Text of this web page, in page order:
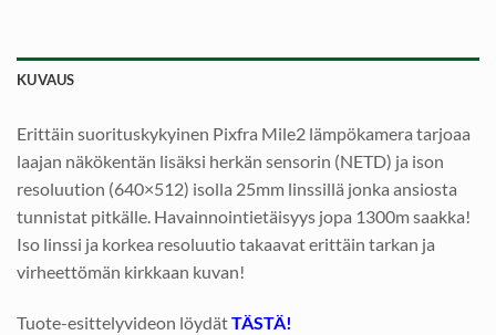
KUVAUS
Erittäin suorituskykyinen Pixfra Mile2 lämpökamera tarjoaa
laajan näkökentän lisäksi herkän sensorin (NETD) ja ison
resoluution (640×512) isolla 25mm linssillä jonka ansiosta
tunnistat pitkälle. Havainnointietäisyys jopa 1300m saakka!
Iso linssi ja korkea resoluutio takaavat erittäin tarkan ja
virheettömän kirkkaan kuvan!
Tuote-esittelyvideon löydätTÄSTÄ!